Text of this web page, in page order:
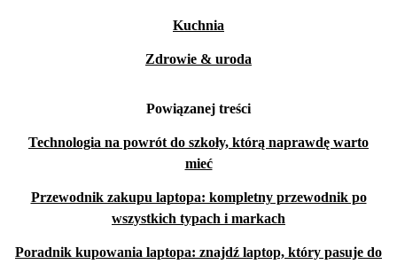
Kuchnia
Zdrowie & uroda
Powiązanej treści
Technologia na powrót do szkoły, którą naprawdę warto
mieć
Przewodnik zakupu laptopa: kompletny przewodnik po
wszystkich typach i markach
Poradnik kupowania laptopa: znajdź laptop, który pasuje do